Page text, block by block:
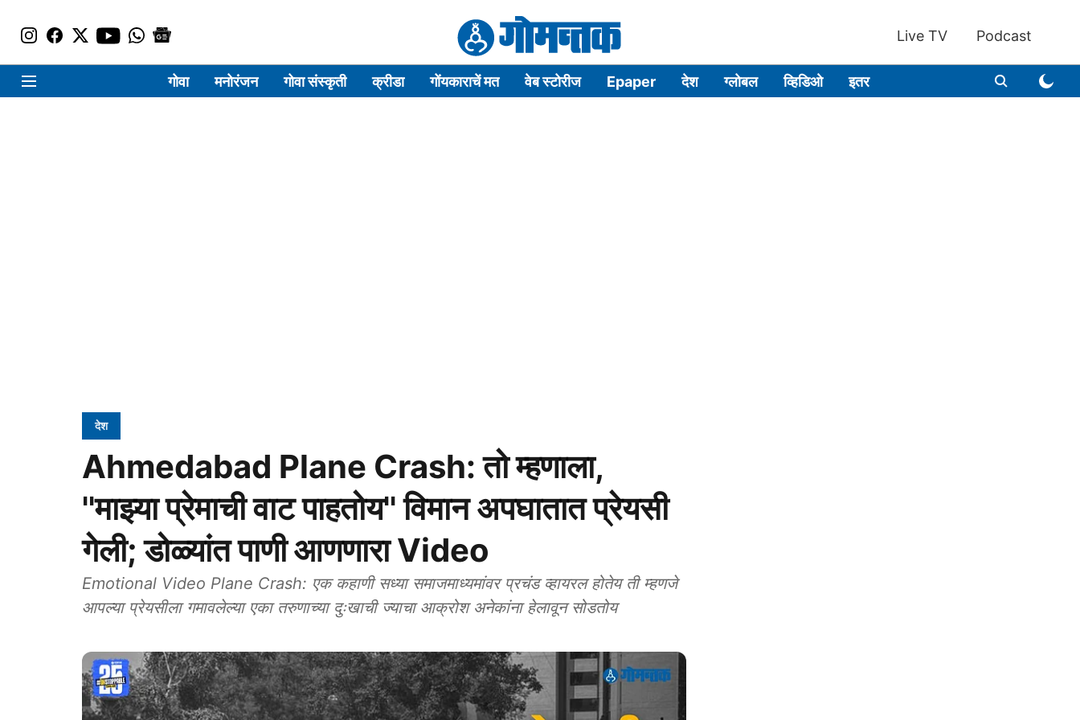
Live TV Podcast
गोवा मनोरंजन गोवा संस्कृती क्रीडा गोंयकाराचें मत वेब स्टोरीज Epaper देश ग्लोबल व्हिडिओ इतर
देश
Ahmedabad Plane Crash: तो म्हणाला,
''माझ्या प्रेमाची वाट पाहतोय'' विमान अपघातात प्रेयसी
गेली; डोळ्यांत पाणी आणणारा Video
Emotional Video Plane Crash: एक कहाणी सध्या समाजमाध्यमांवर प्रचंड व्हायरल होतेय ती म्हणजे
आपल्या प्रेयसीला गमावलेल्या एका तरुणाच्या दुःखाची ज्याचा आक्रोश अनेकांना हेलावून सोडतोय